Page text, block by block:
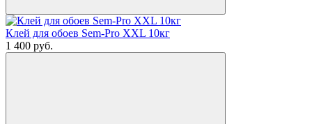
Клей для обоев Sem-Pro XXL 10кг
1 400 руб.